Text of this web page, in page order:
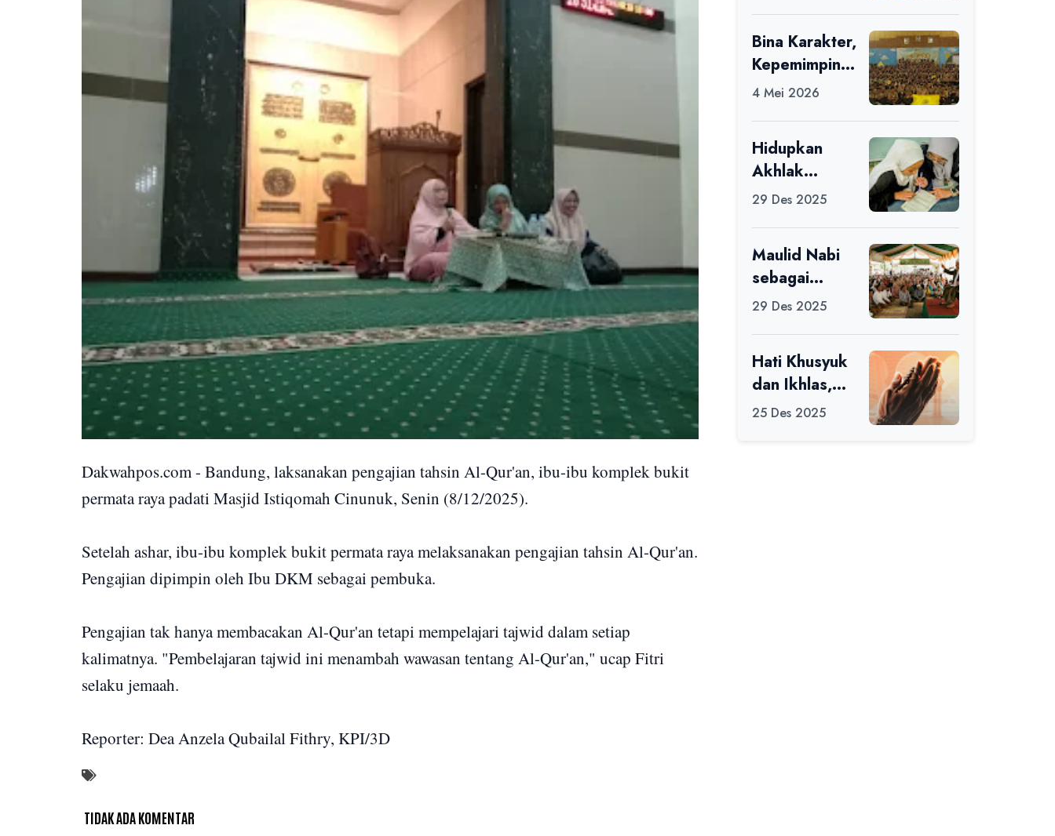
Dakwahpos.com - Bandung, laksanakan pengajian tahsin Al-Qur'an, ibu-ibu komplek bukit
permata raya padati Masjid Istiqomah Cinunuk, Senin (8/12/2025).
Setelah ashar, ibu-ibu komplek bukit permata raya melaksanakan pengajian tahsin Al-Qur'an.
Pengajian dipimpin oleh Ibu DKM sebagai pembuka.
Pengajian tak hanya membacakan Al-Qur'an tetapi mempelajari tajwid dalam setiap
kalimatnya. "Pembelajaran tajwid ini menambah wawasan tentang Al-Qur'an," ucap Fitri
selaku jemaah.
Reporter: Dea Anzela Qubailal Fithry, KPI/3D
TIDAK ADA KOMENTAR
Bina Karakter,
Kepemimpinan
, dan
Ikuti Alfaro
Camp di MAN
1 Darussalam
Ciamis
4 Mei 2026
Hidupkan
Akhlak
melalui Ilmu
29 Des 2025
Maulid Nabi
sebagai
Momentum
29 Des 2025
Hati Khusyuk
dan Ikhlas,
Jadi Esensi
25 Des 2025